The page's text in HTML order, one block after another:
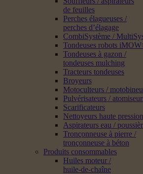
de feuilles
Perches élagueuses /
perches d’élagage
CombiSystème /
Tondeuses robots
Tondeuses à gazon /
tondeuses mulching
Tracteurs tondeuses
Broyeurs
Motoculteurs /
Pulvérisateurs /
Scarificateurs
Nettoyeurs haute pression
Aspirateurs eau /
Tronçonneuse à pierre /
tronçonneuse à béton
Produits consommables
Huiles moteur /
huile-de-chaîne